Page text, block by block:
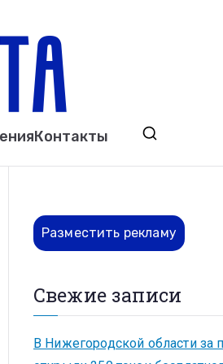
Выкса. Муром. Кулебаки.
Контакты
Разместить рекламу
Свежие записи
В Нижегородской области за